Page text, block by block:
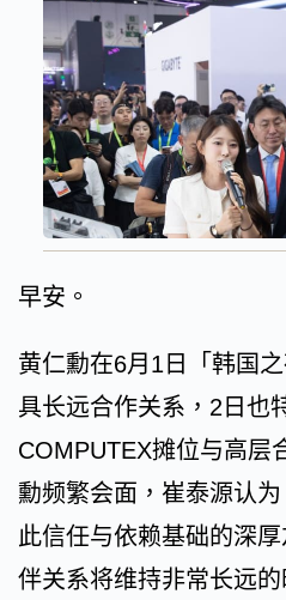
早安。
黄仁勳在6月1日「韩国
具长远合作关系，2日也
COMPUTEX摊位与高层
勳频繁会面，崔泰源认
此信任与依赖基础的深
伴关系将维持非常长远